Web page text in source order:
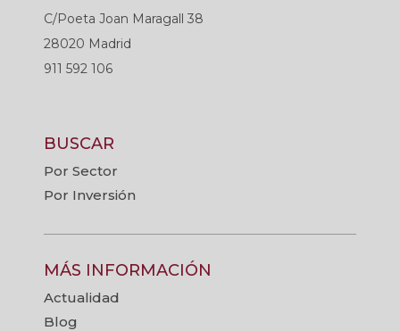
C/Poeta Joan Maragall 38
28020 Madrid
911 592 106
BUSCAR
Por Sector
Por Inversión
MÁS INFORMACIÓN
Actualidad
Blog